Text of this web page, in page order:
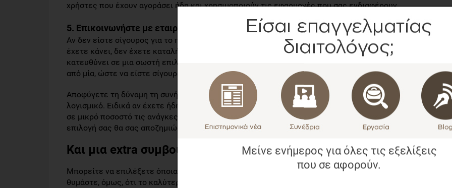
χρήστες που έχουν αγοράσει ήδη και χρησιμοποιούν τις εφαρμογές που σας ενδιαφέρουν.
5. Επικοινωνήστε με εταιρεία ανάπτυξης λογισμικού.
Αν δεν είστε σίγουρος για το ποιο τελικά λογισμικό χρειάζεστε ή, ακόμη, αν από την εύρεση που
έχετε κάνει, δεν έχετε καταλήξει σε κάποια επιλογή, τότε που αντιμετωπίζετε ή ακόμη να σας
κατευθύνει σε μια σωστή επιλογή. Καλό είναι, φυσικά, να αναζητήσετε και περισσότερες γνώμες
από μία, ώστε να είστε σίγουρος για την τελική σας απόφαση.
Αποφύγετε τη δύναμη τη συνήθειας! Μη διστάσετε να κάνετε το βήμα να αγοράσετε ένα νέο
λογισμικό. Ειδικά αν έχετε ήδη διαπιστώσει πως ο τρόπος που λειτουργείτε μέχρι τώρα καλύπτει
σε μικρό ποσοστό τις ανάγκες σας. Θα χρειαστεί λίγο χρόνο να εξοικειωθείτε με αυτό, ωστόσο η
επιλογή σας θα σας αποζημιώσει.
Και μια extra συμβουλή...
Μπορείτε να επιλέξετε όποια εφαρμογή φαίνεται να καλύπτει καλύτερα τις ανάγκες σας. Να
θυμάστε, όμως, ότι το καλύτερο κριτήριο που θα μπορούσατε να χρησιμοποιήσετε στην επιλογή σας
Μείνε ενήμερος για όλες τις εξελίξεις
που σε αφορούν.